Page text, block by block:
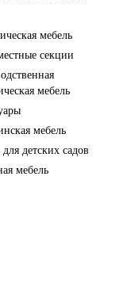
мебель
секции
мебель
мебель
детских садов
мебель